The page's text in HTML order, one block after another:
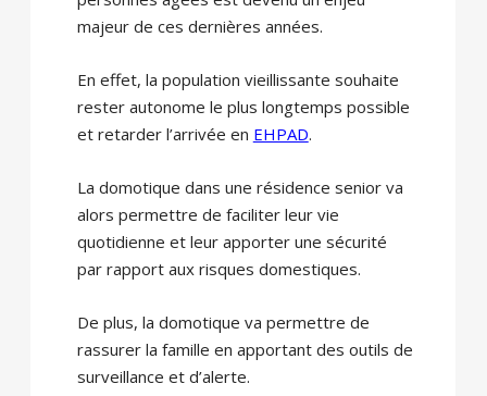
majeur de ces dernières années.
En effet, la population vieillissante souhaite
rester autonome le plus longtemps possible
et retarder l’arrivée en EHPAD.
La domotique dans une résidence senior va
alors permettre de faciliter leur vie
quotidienne et leur apporter une sécurité
par rapport aux risques domestiques.
De plus, la domotique va permettre de
rassurer la famille en apportant des outils de
surveillance et d’alerte.